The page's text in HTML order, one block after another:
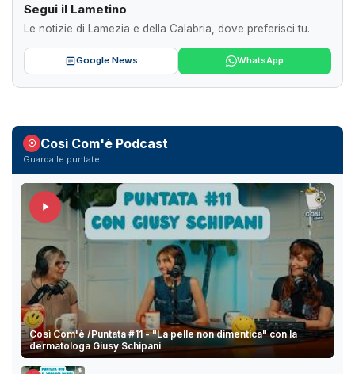
Segui il Lametino
Le notizie di Lamezia e della Calabria, dove preferisci tu.
Google News WhatsApp
Così Com'è Podcast
Guarda le puntate
Così Com'è /Puntata #11 - "La pelle non dimentica" con la
dermatologa Giusy Schipani